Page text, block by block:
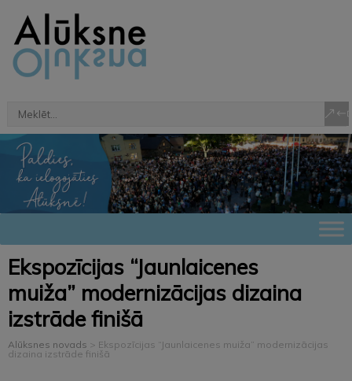
Ekspozīcijas “Jaunlaicenes
muiža” modernizācijas dizaina
izstrāde finišā
Alūksnes novads > Ekspozīcijas “Jaunlaicenes muiža” modernizācijas
dizaina izstrāde finišā